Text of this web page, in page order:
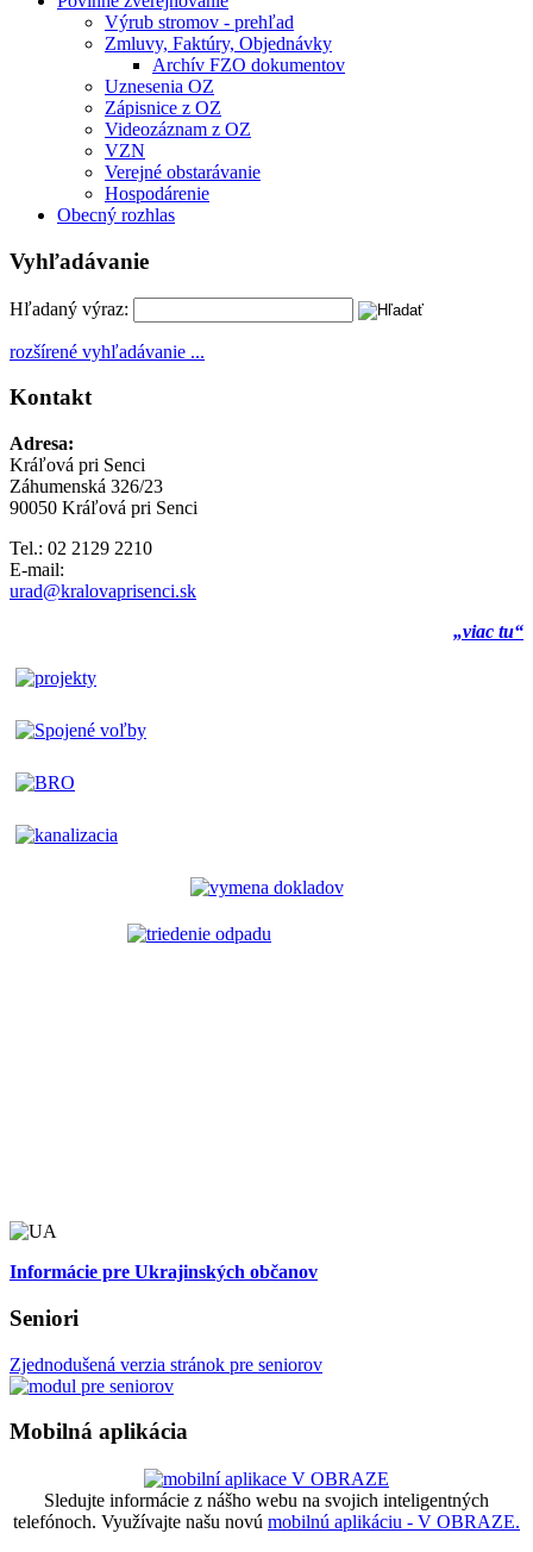
Výrub stromov - prehľad
Zmluvy, Faktúry, Objednávky
Archív FZO dokumentov
Uznesenia OZ
Zápisnice z OZ
Videozáznam z OZ
VZN
Verejné obstarávanie
Hospodárenie
Obecný rozhlas
Vyhľadávanie
Hľadaný výraz:
rozšírené vyhľadávanie ...
Kontakt
Adresa:
Kráľová pri Senci
Záhumenská 326/23
90050 Kráľová pri Senci
Tel.: 02 2129 2210
E-mail:
urad@kralovaprisenci.sk
„viac tu“
Informácie pre Ukrajinských občanov
Seniori
Zjednodušená verzia stránok pre seniorov
Mobilná aplikácia
Sledujte informácie z nášho webu na svojich inteligentných
telefónoch. Využívajte našu novú mobilnú aplikáciu - V OBRAZE.